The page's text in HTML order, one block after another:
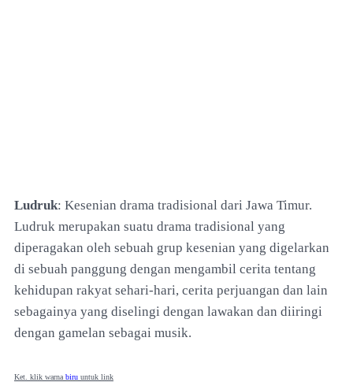
Ludruk: Kesenian drama tradisional dari Jawa Timur.
Ludruk merupakan suatu drama tradisional yang
diperagakan oleh sebuah grup kesenian yang digelarkan
di sebuah panggung dengan mengambil cerita tentang
kehidupan rakyat sehari-hari, cerita perjuangan dan lain
sebagainya yang diselingi dengan lawakan dan diiringi
dengan gamelan sebagai musik.
Ket. klik warna biru untuk link